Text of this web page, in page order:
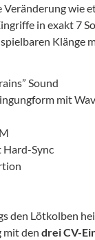
Veränderung wie
in exakt 7
Klänge
Sound
mit
Hard-Sync
den Lötkolben
mit den drei CV-